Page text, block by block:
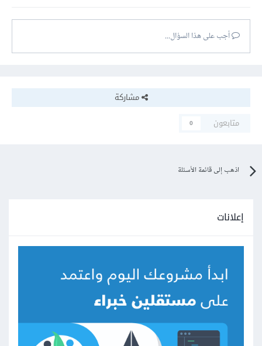
أجب على هذا السؤال...
مشاركة
متابعون
0
اذهب إلى قائمة الأسئلة
إعلانات